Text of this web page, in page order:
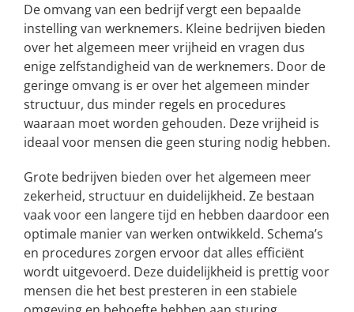
De omvang van een bedrijf vergt een bepaalde
instelling van werknemers. Kleine bedrijven bieden
over het algemeen meer vrijheid en vragen dus
enige zelfstandigheid van de werknemers. Door de
geringe omvang is er over het algemeen minder
structuur, dus minder regels en procedures
waaraan moet worden gehouden. Deze vrijheid is
ideaal voor mensen die geen sturing nodig hebben.
Grote bedrijven bieden over het algemeen meer
zekerheid, structuur en duidelijkheid. Ze bestaan
vaak voor een langere tijd en hebben daardoor een
optimale manier van werken ontwikkeld. Schema’s
en procedures zorgen ervoor dat alles efficiënt
wordt uitgevoerd. Deze duidelijkheid is prettig voor
mensen die het best presteren in een stabiele